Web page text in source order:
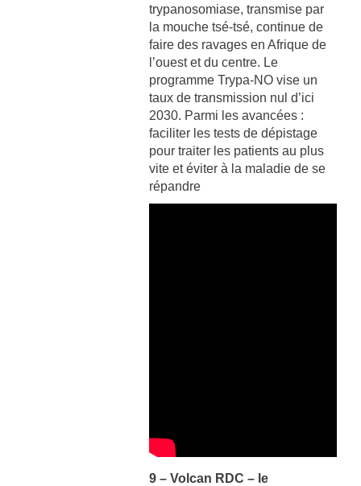
trypanosomiase, transmise par
la mouche tsé-tsé, continue de
faire des ravages en Afrique de
l’ouest et du centre. Le
programme Trypa-NO vise un
taux de transmission nul d’ici
2030. Parmi les avancées :
faciliter les tests de dépistage
pour traiter les patients au plus
vite et éviter à la maladie de se
répandre
9 – Volcan RDC – le